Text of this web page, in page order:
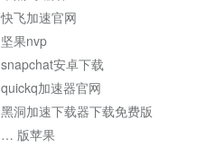
快飞加速官网
坚果nvp
snapchat安卓下载
quickq加速器官网
黑洞加速下载器下载免费版
… 版苹果